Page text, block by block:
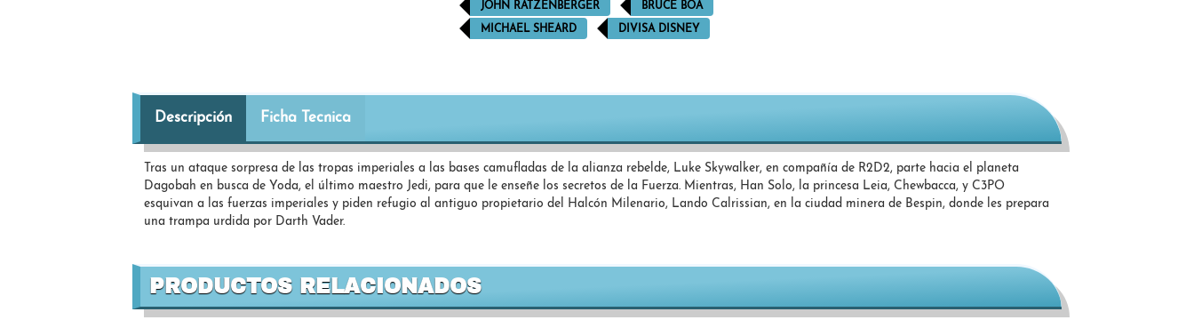
JOHN RATZENBERGER BRUCE BOA
MICHAEL SHEARD DIVISA DISNEY
Descripción Ficha Tecnica
Tras un ataque sorpresa de las tropas imperiales a las bases camufladas de la alianza rebelde, Luke Skywalker, en compañía de R2D2, parte hacia el planeta
Dagobah en busca de Yoda, el último maestro Jedi, para que le enseñe los secretos de la Fuerza. Mientras, Han Solo, la princesa Leia, Chewbacca, y C3PO
esquivan a las fuerzas imperiales y piden refugio al antiguo propietario del Halcón Milenario, Lando Calrissian, en la ciudad minera de Bespin, donde les prepara
una trampa urdida por Darth Vader.
PRODUCTOS RELACIONADOS